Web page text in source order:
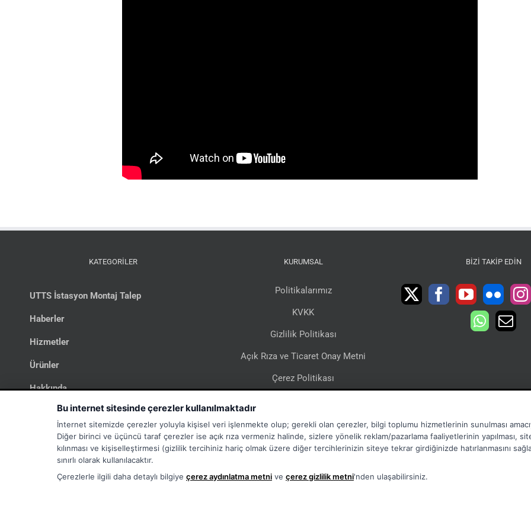
KATEGORİLER
UTTS İstasyon Montaj Talep
Haberler
Hizmetler
Ürünler
Hakkında
İletişim
İş İlanları
KURUMSAL
Politikalarımız
KVKK
Gizlilik Politikası
Açık Rıza ve Ticaret Onay Metni
Çerez Politikası
Sertifikalarımız
BIZI TAKIP EDIN
Bu internet sitesinde çerezler kullanılmaktadır
İnternet sitemizde çerezler yoluyla kişisel veri işlenmekte olup; gerekli olan çerezler, bilgi toplumu hizmetlerinin sunulması
Diğer birinci ve üçüncü taraf çerezler ise açık rıza vermeniz halinde, sizlere yönelik reklam/pazarlama faaliyetlerinin yapılması,
kılınması ve kişiselleştirmesi (gizlilik tercihiniz hariç olmak üzere diğer tercihlerinizin siteye tekrar girdiğinizde hatırlanmasını
sınırlı olarak kullanılacaktır.
Çerezlerle ilgili daha detaylı bilgiye çerez aydınlatma metni ve çerez gizlilik metni'nden ulaşabilirsiniz.